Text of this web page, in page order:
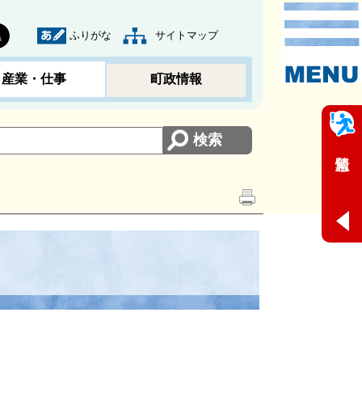
ふりがな サイトマップ
産業・仕事 町政情報